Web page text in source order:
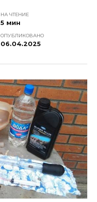
НА ЧТЕНИЕ
5 мин
ОПУБЛИКОВАНО
06.04.2025